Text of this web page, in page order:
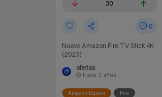
30
0
Nuevo Amazon Fire TV Stick 4K
(2023)
ofertas
Hace 3 años
Amazon España Fire